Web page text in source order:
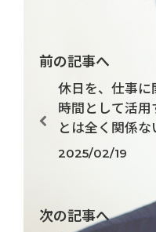
前の記事へ
休日を、仕事
時間として活
とは全く関係
をする時間と
が良い休日の
2025/02/19
次の記事へ